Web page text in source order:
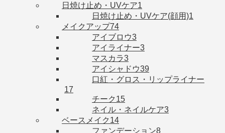
日焼け止め・UVケア1
日焼け止め・UVケア(顔用)1
メイクアップ74
アイブロウ3
アイライナー3
マスカラ3
アイシャドウ39
口紅・グロス・リップライナー
17
チーク 15
ネイル・ネイルケア3
ベースメイク 14
ファンデーション8